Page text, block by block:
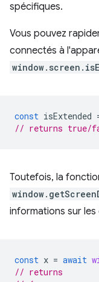
spécifiques.
Vous pouvez
connectés à
const isExtended
// returns true/
Toutefois, la
informations sur
const x = await
// returns